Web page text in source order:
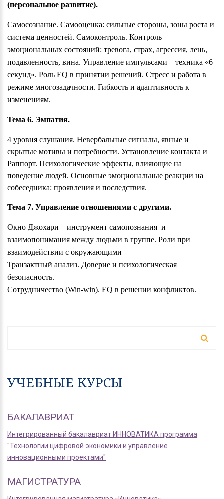
(персональное развитие).
Самосознание. Самооценка: сильные стороны, зоны роста и
система ценностей. Самоконтроль. Контроль
эмоциональных состояний: тревога, страх, агрессия, лень,
подавленность, вина. Управление импульсами – техника «6
секунд». Роль EQ в принятии решений. Стресс и работа в
режиме многозадачности. Гибкость и адаптивность к
изменениям.
Тема 6. Эмпатия.
4 уровня слушания. Невербальные сигналы, явные и
скрытые мотивы и потребности. Установление контакта и
Раппорт. Психологические эффекты, влияющие на
поведение людей. Основные эмоциональные реакции на
собеседника: проявления и последствия.
Тема 7. Управление отношениями с другими.
Окно Джохари – инструмент самопознания и
взаимопонимания между людьми в группе. Роли при
взаимодействии с окружающими
Транзактный анализ. Доверие и психологическая
безопасность.
Сотрудничество (Win-win). EQ в решении конфликтов.
УЧЕБНЫЕ КУРСЫ
БАКАЛАВРИАТ
Интегрированный бакалавриат ИННОВАТИКА программа
"Технологии цифровой экономики и управление
инновационными проектами"
МАГИСТРАТУРА